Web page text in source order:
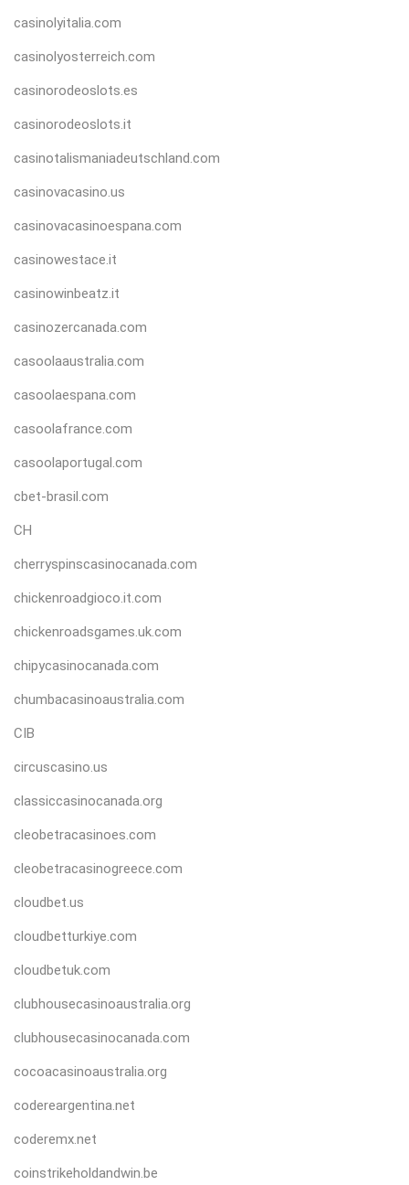
casinolyitalia.com
casinolyosterreich.com
casinorodeoslots.es
casinorodeoslots.it
casinotalismaniadeutschland.com
casinovacasino.us
casinovacasinoespana.com
casinowestace.it
casinowinbeatz.it
casinozercanada.com
casoolaaustralia.com
casoolaespana.com
casoolafrance.com
casoolaportugal.com
cbet-brasil.com
CH
cherryspinscasinocanada.com
chickenroadgioco.it.com
chickenroadsgames.uk.com
chipycasinocanada.com
chumbacasinoaustralia.com
CIB
circuscasino.us
classiccasinocanada.org
cleobetracasinoes.com
cleobetracasinogreece.com
cloudbet.us
cloudbetturkiye.com
cloudbetuk.com
clubhousecasinoaustralia.org
clubhousecasinocanada.com
cocoacasinoaustralia.org
codereargentina.net
coderemx.net
coinstrikeholdandwin.be